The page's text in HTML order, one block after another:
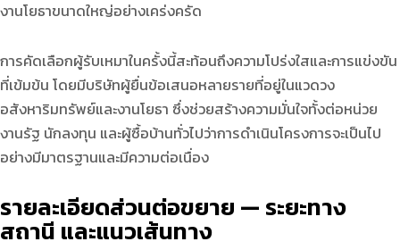
งานโยธาขนาดใหญ่อย่างเคร่งครัด
การคัดเลือกผู้รับเหมาในครั้งนี้สะท้อนถึงความโปร่งใสและการแข่งขัน
ที่เข้มข้น โดยมีบริษัทผู้ยื่นข้อเสนอหลายรายที่อยู่ในแวดวง
อสังหาริมทรัพย์และงานโยธา ซึ่งช่วยสร้างความมั่นใจทั้งต่อหน่วย
งานรัฐ นักลงทุน และผู้ซื้อบ้านทั่วไปว่าการดำเนินโครงการจะเป็นไป
อย่างมีมาตรฐานและมีความต่อเนื่อง
รายละเอียดส่วนต่อขยาย — ระยะทาง
สถานี และแนวเส้นทาง